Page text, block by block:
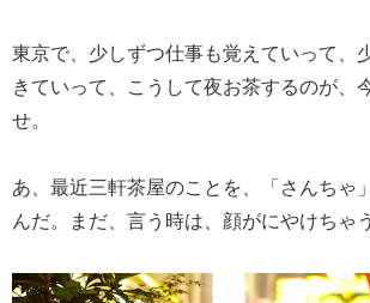
東京で、少しずつ仕事も覚えていって、
きていって、こうして夜お茶するのが、
せ。
あ、最近三軒茶屋のことを、「さんちゃ
んだ。まだ、言う時は、顔がにやけちゃ